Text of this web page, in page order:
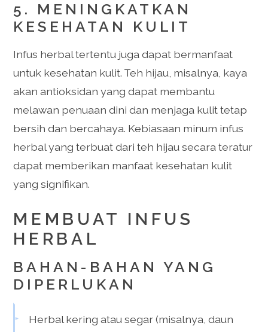
5. MENINGKATKAN
KESEHATAN KULIT
Infus herbal tertentu juga dapat bermanfaat
untuk kesehatan kulit. Teh hijau, misalnya, kaya
akan antioksidan yang dapat membantu
melawan penuaan dini dan menjaga kulit tetap
bersih dan bercahaya. Kebiasaan minum infus
herbal yang terbuat dari teh hijau secara teratur
dapat memberikan manfaat kesehatan kulit
yang signifikan.
MEMBUAT INFUS
HERBAL
BAHAN-BAHAN YANG
DIPERLUKAN
Herbal kering atau segar (misalnya, daun